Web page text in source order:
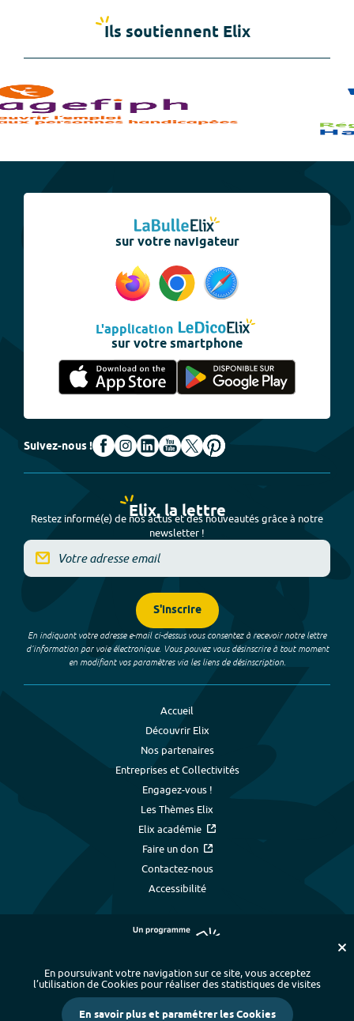
Ils soutiennent Elix
sur votre navigateur
L'application
sur votre smartphone
Suivez-nous !
Elix, la lettre
Restez informé(e) de nos actus et des nouveautés grâce à notre
newsletter !
S'inscrire
En indiquant votre adresse e-mail ci-dessus vous consentez à recevoir notre lettre
d’information par voie électronique. Vous pouvez vous désinscrire à tout moment
en modifiant vos paramètres via les liens de désinscription.
Accueil
Découvrir Elix
Nos partenaires
Entreprises et Collectivités
Engagez-vous !
Les Thèmes Elix
Elix académie
Faire un don
Contactez-nous
Accessibilité
Plan du site - Index alphabétique
-
Mentions légales et données personnelles
- Paramétrer les cookies
En poursuivant votre navigation sur ce site, vous acceptez
l’utilisation de Cookies pour réaliser des statistiques de visites
En savoir plus et paramétrer les Cookies